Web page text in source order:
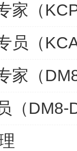
家（
员（
家（
（DM8-